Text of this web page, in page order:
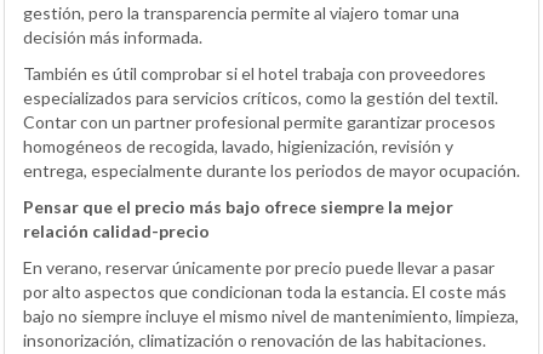
gestión, pero la transparencia permite al viajero tomar una
decisión más informada.
También es útil comprobar si el hotel trabaja con proveedores
especializados para servicios críticos, como la gestión del textil.
Contar con un partner profesional permite garantizar procesos
homogéneos de recogida, lavado, higienización, revisión y
entrega, especialmente durante los periodos de mayor ocupación.
Pensar que el precio más bajo ofrece siempre la mejor
relación calidad-precio
En verano, reservar únicamente por precio puede llevar a pasar
por alto aspectos que condicionan toda la estancia. El coste más
bajo no siempre incluye el mismo nivel de mantenimiento, limpieza,
insonorización, climatización o renovación de las habitaciones.